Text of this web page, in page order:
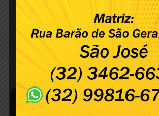
APAE de Além Paraíba inicia
seletivo para contratação de
Social
novembro 24, 2021